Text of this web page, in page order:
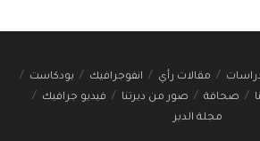
مقالات رأي انفوجرافيك
بودكاست
صحافة صور من ديرتنا
فيديو جرافيك
مجلة الدير